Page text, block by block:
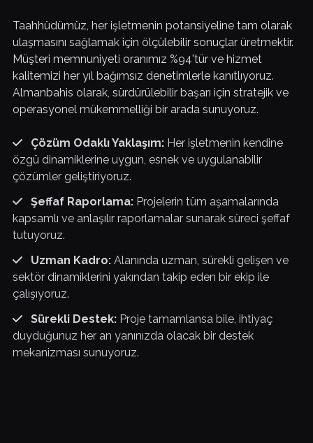
Taahhüdümüz, her işletmenin potansiyeline tam olarak
ulaşmasını sağlamak için ölçülebilir sonuçlar üretmektir.
Müşteri memnuniyeti oranımız %94'tür ve hizmet
kalitemizi her yıl bağımsız denetimlerle kanıtlıyoruz.
Almanbahis olarak, sürdürülebilir başarı için stratejik ve
operasyonel mükemmelliği bir arada sunuyoruz.
Çözüm Odaklı Yaklaşım:Her işletmenin kendine
özgü dinamiklerine uygun, esnek ve uygulanabilir
çözümler geliştiriyoruz.
Şeffaf Raporlama:Projelerin tüm aşamalarında
kapsamlı ve anlaşılır raporlamalar sunarak süreci şeffaf
tutuyoruz.
Uzman Kadro:Alanında uzman, sürekli gelişen ve
sektör dinamiklerini yakından takip eden bir ekip ile
çalışıyoruz.
Sürekli Destek:Proje tamamlansa bile, ihtiyaç
duyduğunuz her an yanınızda olacak bir destek
mekanizması sunuyoruz.